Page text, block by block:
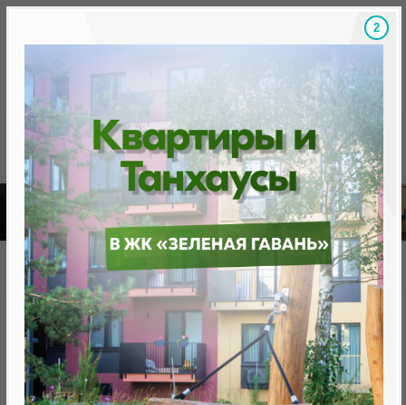
Скидки на новостройки, бонусы Готовые
Главная База новостроек Минска «Минск Мир»
9.4 "Бразилиа", квартал "Южная Америка"
9.4 "Бразилиа", квартал
"Южная Америка"
от 0 BYN (0 USD)
1